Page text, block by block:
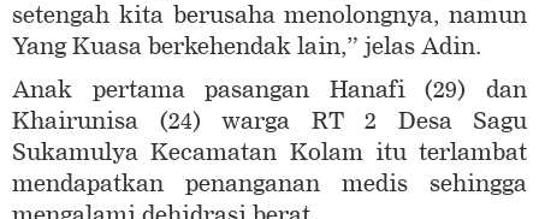
setengah kita berusaha menolongnya, namun
Yang Kuasa berkehendak lain,” jelas Adin.
Anak pertama pasangan Hanafi (29) dan
Khairunisa (24) warga RT 2 Desa Sagu
Sukamulya Kecamatan Kolam itu terlambat
mendapatkan penanganan medis sehingga